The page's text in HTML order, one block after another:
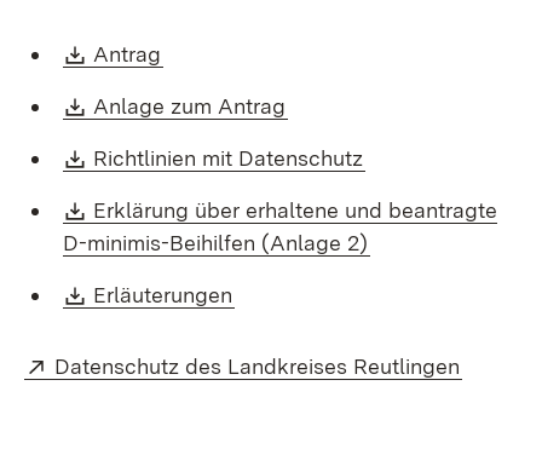
Download:
Antrag
Download:
Anlage zum Antrag
Download:
Richtlinien mit Datenschutz
Download:
Erklärung über erhaltene und beantragte
D-minimis-Beihilfen (Anlage 2)
Download:
Erläuterungen
Extern:
Datenschutz des Landkreises Reutlingen